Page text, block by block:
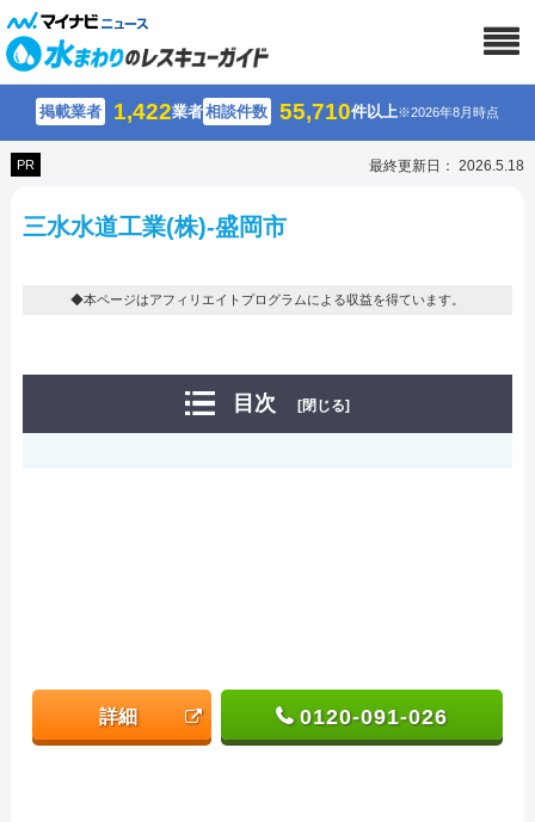
掲載業者 1,422業者相談件数 55,710件以上※2026年8月時点
PR 最終更新日： 2026.5.18
三水水道工業(株)-盛岡市
◆本ページはアフィリエイトプログラムによる収益を得ています。
目次 [閉じる]
詳細 0120-091-026